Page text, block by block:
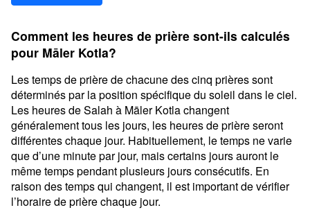
Comment les heures de prière sont-ils calculés
pour Māler Kotla?
Les temps de prière de chacune des cinq prières sont
déterminés par la position spécifique du soleil dans le ciel.
Les heures de Salah à Māler Kotla changent
généralement tous les jours, les heures de prière seront
différentes chaque jour. Habituellement, le temps ne varie
que d’une minute par jour, mais certains jours auront le
même temps pendant plusieurs jours consécutifs. En
raison des temps qui changent, il est important de vérifier
l’horaire de prière chaque jour.